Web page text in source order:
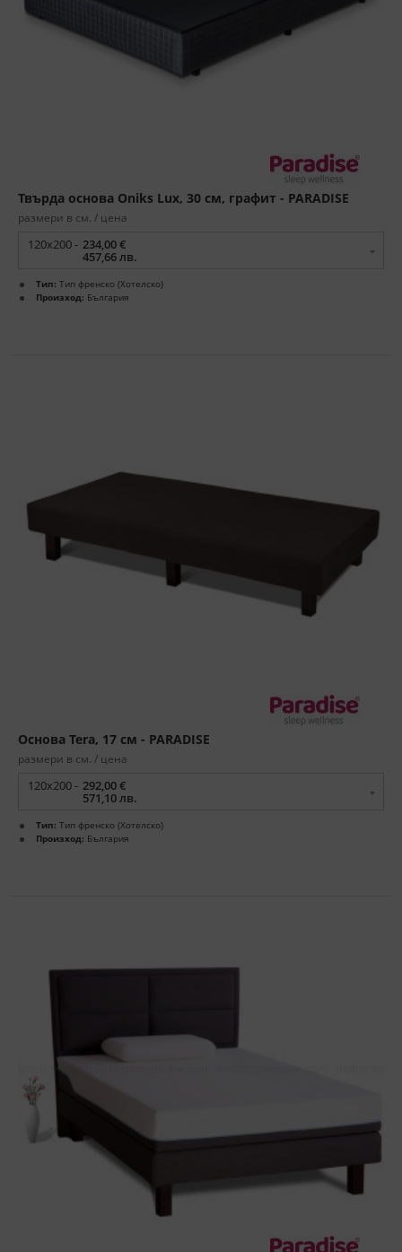
Твърда основа Oniks Lux, 30 см, графит - PARADISE
размери в см. / цена
120x200 - 234,00 €
457,66 лв.
Тип: Тип френско (Хотелско)
Произход: България
Основа Tera, 17 см - PARADISE
размери в см. / цена
120x200 - 292,00 €
571,10 лв.
Тип: Тип френско (Хотелско)
Произход: България